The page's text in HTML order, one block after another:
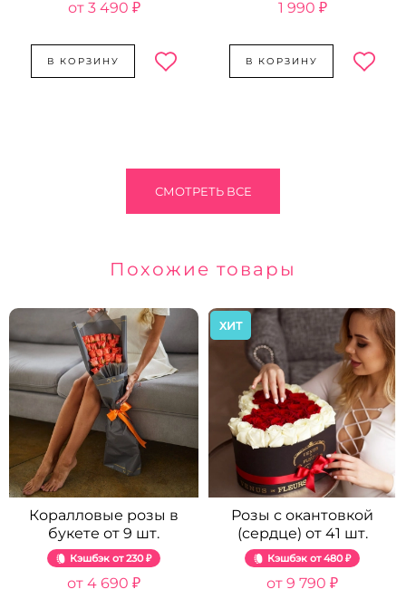
3 490 ₽
В КОРЗИНУ
1 990 ₽
В КОРЗИНУ
СМОТРЕТЬ ВСЕ
Похожие товары
Коралловые розы в
букете от 9 шт.
Кэшбэк 230 ₽
4 690 ₽
ХИТ
Розы с окантовкой
(сердце) от 41 шт.
Кэшбэк 480 ₽
9 790 ₽